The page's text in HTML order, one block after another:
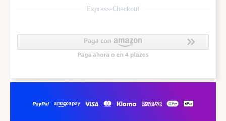
Express-Checkout